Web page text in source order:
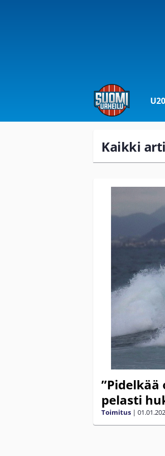
Kaikki
pelasti
Toimitus |